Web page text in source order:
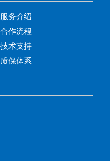
服务介绍
合作流程
技术支持
质保体系